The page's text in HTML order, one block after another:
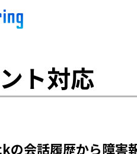
ト対応
の会話履歴から障